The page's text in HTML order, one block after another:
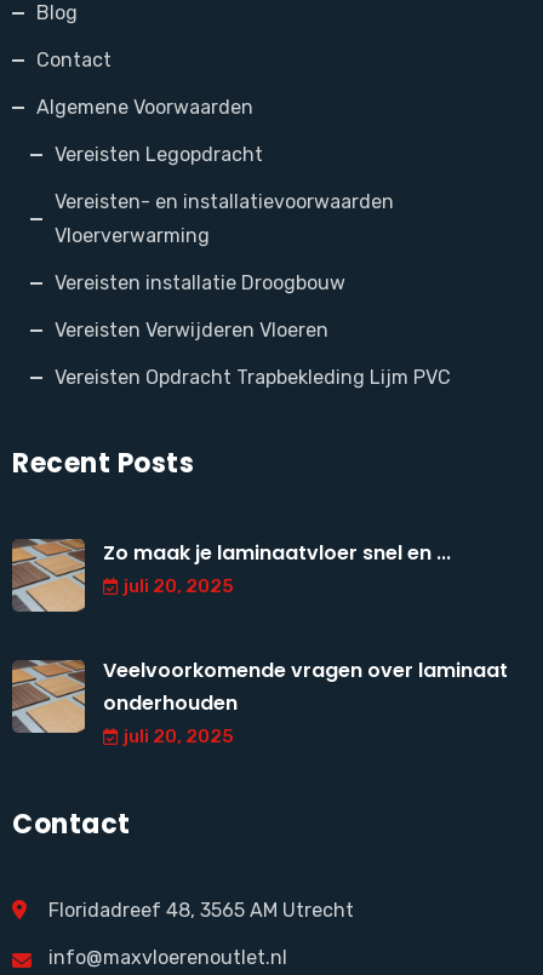
Blog
Contact
Algemene Voorwaarden
Vereisten Legopdracht
Vereisten- en installatievoorwaarden
Vloerverwarming
Vereisten installatie Droogbouw
Vereisten Verwijderen Vloeren
Vereisten Opdracht Trapbekleding Lijm PVC
Recent Posts
Zo maak je laminaatvloer snel en ...
juli 20, 2025
Veelvoorkomende vragen over laminaat
onderhouden
juli 20, 2025
Contact
Floridadreef 48, 3565 AM Utrecht
info@maxvloerenoutlet.nl